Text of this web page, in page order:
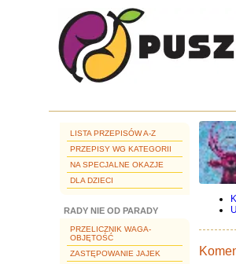
LISTA PRZEPISÓW A-Z
PRZEPISY WG KATEGORII
NA SPECJALNE OKAZJE
DLA DZIECI
RADY NIE OD PARADY
PRZELICZNIK WAGA-
OBJĘTOŚĆ
ZASTĘPOWANIE JAJEK